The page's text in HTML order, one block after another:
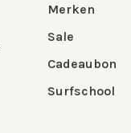
Merken
Sale
Cadeaubon
Surfschool